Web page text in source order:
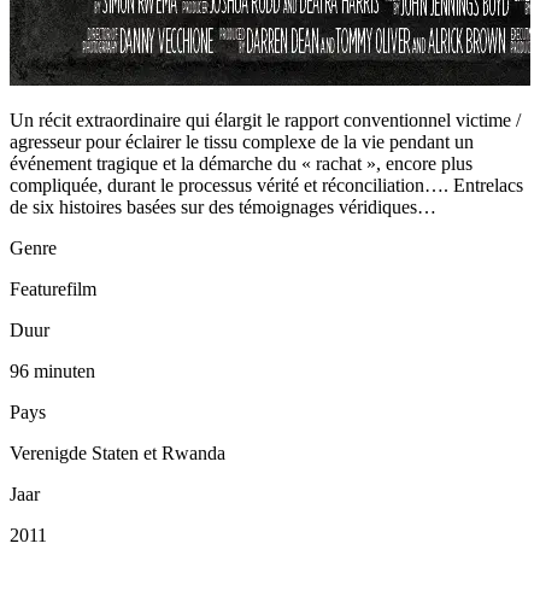
Un récit extraordinaire qui élargit le rapport conventionnel victime /
agresseur pour éclairer le tissu complexe de la vie pendant un
événement tragique et la démarche du « rachat », encore plus
compliquée, durant le processus vérité et réconciliation…. Entrelacs
de six histoires basées sur des témoignages véridiques…
Genre
Featurefilm
Duur
96 minuten
Pays
Verenigde Staten et Rwanda
Jaar
2011